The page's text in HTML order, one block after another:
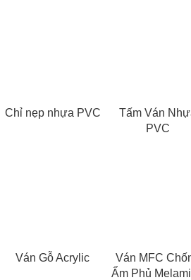
Chỉ nẹp nhựa PVC
Tấm Ván
PVC
Ván Gỗ Acrylic
Ván MFC
Ẩm Phủ